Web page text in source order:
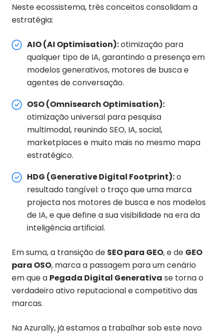
Neste ecossistema, três conceitos consolidam a
estratégia:
AIO (AI Optimisation):otimização para
qualquer tipo de IA, garantindo a presença em
modelos generativos, motores de busca e
agentes de conversação.
OSO (Omnisearch Optimisation):
otimização universal para pesquisa
multimodal, reunindo SEO, IA, social,
marketplaces e muito mais no mesmo mapa
estratégico.
HDG (Generative Digital Footprint):o
resultado tangível: o traço que uma marca
projecta nos motores de busca e nos modelos
de IA, e que define a sua visibilidade na era da
inteligência artificial.
Em suma, a transição de SEO para GEO, e de GEO
para OSO, marca a passagem para um cenário
em que a Pegada Digital Generativa se torna o
verdadeiro ativo reputacional e competitivo das
marcas.
Na Azurally, já estamos a trabalhar sob este novo